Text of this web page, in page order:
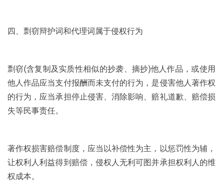
四、剽窃辩护词和代理词属于侵权行为
剽窃(含复制及实质性相似的抄袭、摘抄)他人作品，或使用
他人作品应当支付报酬而未支付的行为，是侵害他人著作权
的行为，应当承担停止侵害、消除影响、赔礼道歉、赔偿损
失等民事责任。
著作权损害赔偿制度，应当以补偿性为主，以惩罚性为辅，
让权利人利益得到赔偿，侵权人无利可图并承担权利人的维
权成本。